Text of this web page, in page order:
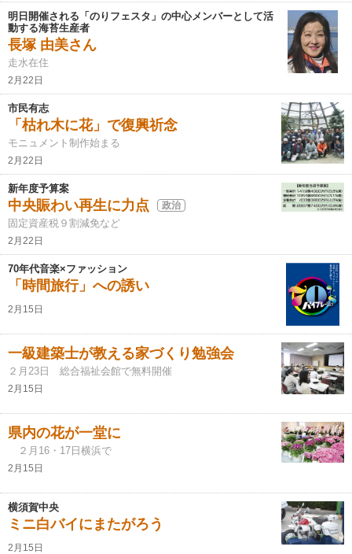
明日開催される「のりフェスタ」の中心メンバーとして活
動する海苔生産者
長塚 由美さん
走水在住
2月22日
市民有志
「枯れ木に花」で復興祈念
モニュメント制作始まる
2月22日
新年度予算案
中央賑わい再生に力点 政治
固定資産税９割減免など
2月22日
70年代音楽×ファッション
「時間旅行」への誘い
2月15日
一級建築士が教える家づくり勉強会
２月23日 総合福祉会館で無料開催
2月15日
県内の花が一堂に
２月16・17日横浜で
2月15日
横須賀中央
ミニ白バイにまたがろう
2月15日